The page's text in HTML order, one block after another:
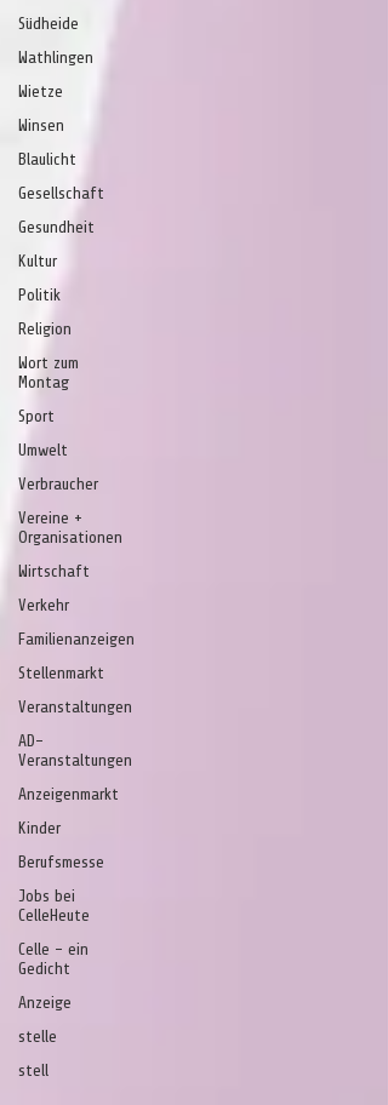
Südheide
Wathlingen
Wietze
Winsen
Blaulicht
Gesellschaft
Gesundheit
Kultur
Politik
Religion
Wort zum
Montag
Sport
Umwelt
Verbraucher
Vereine +
Organisationen
Wirtschaft
Verkehr
Familienanzeigen
Stellenmarkt
Veranstaltungen
AD-
Veranstaltungen
Anzeigenmarkt
Kinder
Berufsmesse
Jobs bei
CelleHeute
Celle - ein
Gedicht
Anzeige
stelle
stell